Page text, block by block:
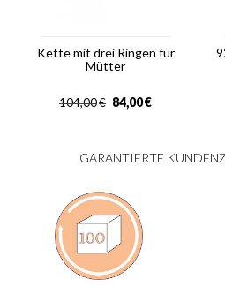
Kette mit drei Ringen für
Mütter
€
104,00 €
84,00
GARANTIERTE